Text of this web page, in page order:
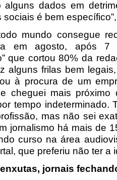
alguns dados em
sociais é bem
mundo consegue
em agosto, após
que cortou 80% da
alguns frilas bem
à procura de um
cheguei mais
tempo indeterminado.
mas não sei
jornalismo há mais de
curso na área
que preferiu não ter a
jornais